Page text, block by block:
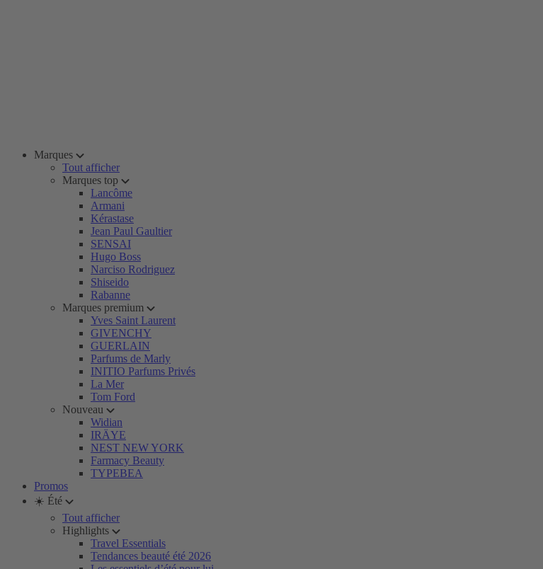
Marques
Tout afficher
Marques top
Lancôme
Armani
Kérastase
Jean Paul Gaultier
SENSAI
Hugo Boss
Narciso Rodriguez
Shiseido
Rabanne
Marques premium
Yves Saint Laurent
GIVENCHY
GUERLAIN
Parfums de Marly
INITIO Parfums Privés
La Mer
Tom Ford
Nouveau
Widian
IRÄYE
NEST NEW YORK
Farmacy Beauty
TYPEBEA
Promos
☀️ Été
Tout afficher
Highlights
Travel Essentials
Tendances beauté été 2026